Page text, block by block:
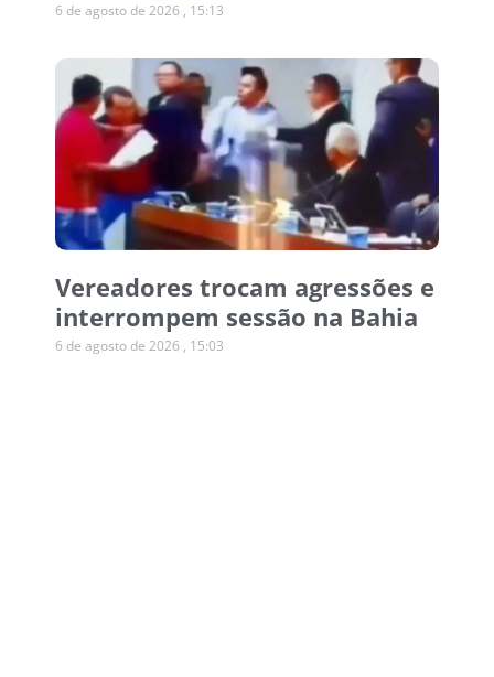
6 de agosto de 2026 15:13
Vereadores trocam agressões e
interrompem sessão na Bahia
6 de agosto de 2026 15:03